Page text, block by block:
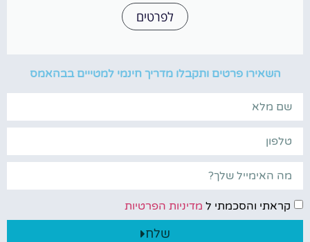
לפרטים
השאירו פרטים ותקבלו מדריך חינמי למטייים בבהאמס
קראתי והסכמתי ל מדיניות הפרטיות
שלח